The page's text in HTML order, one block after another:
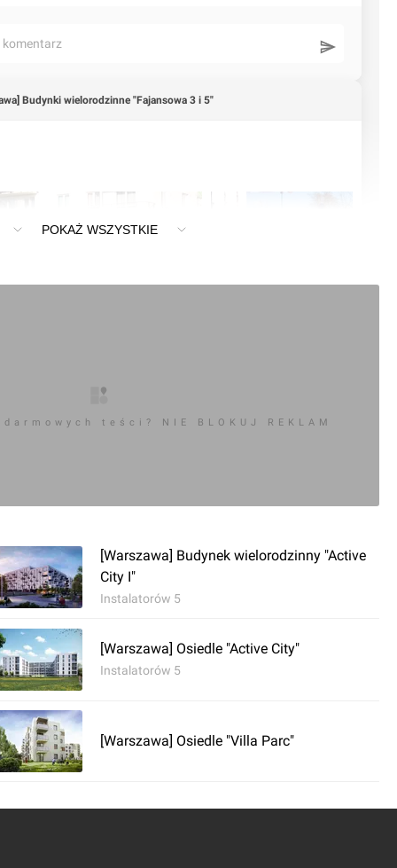
komentarz
Budynki wielorodzinne "Fajansowa 3 i 5"
komentarz
Budynki wielorodzinne "Fajansowa 3 i 5"
inwestycja – Fajansowa 3 i 5
POKAŻ WSZYSTKIE
teści? NIE BLOKUJ REKLAM
[Warszawa] Budynek wielorodzinny "Active
City I"
Instalatorów 5
[Warszawa] Osiedle "Active City"
Instalatorów 5
[Warszawa] Osiedle "Villa Parc"